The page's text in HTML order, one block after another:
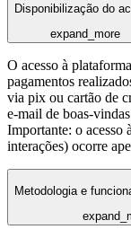
Disponibilização do
expand_more
O acesso à
pagamentos
via pix ou cartão de
e-mail de boas-
Importante: o acesso
interações) ocorre
Metodologia e